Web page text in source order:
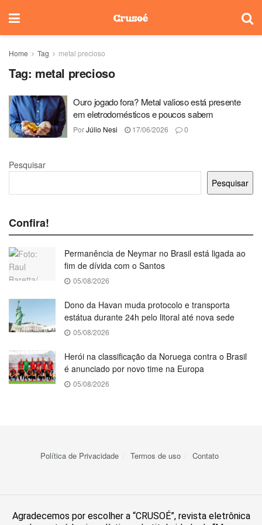
Home Tag metal precioso
Tag: metal precioso
Ouro jogado fora? Metal valioso está presente
em eletrodomésticos e poucos sabem
PorJúlio Nesi 17/06/2026 0
Pesquisar
Pesquisar
Confira!
Permanência de Neymar no Brasil está ligada ao
fim de dívida com o Santos
05/08/2026
Dono da Havan muda protocolo e transporta
estátua durante 24h pelo litoral até nova sede
05/08/2026
Herói na classificação da Noruega contra o Brasil
é anunciado por novo time na Europa
05/08/2026
Política de Privacidade Termos de uso Contato
Agradecemos por escolher a “CRUSOÉ”, revista eletrônica